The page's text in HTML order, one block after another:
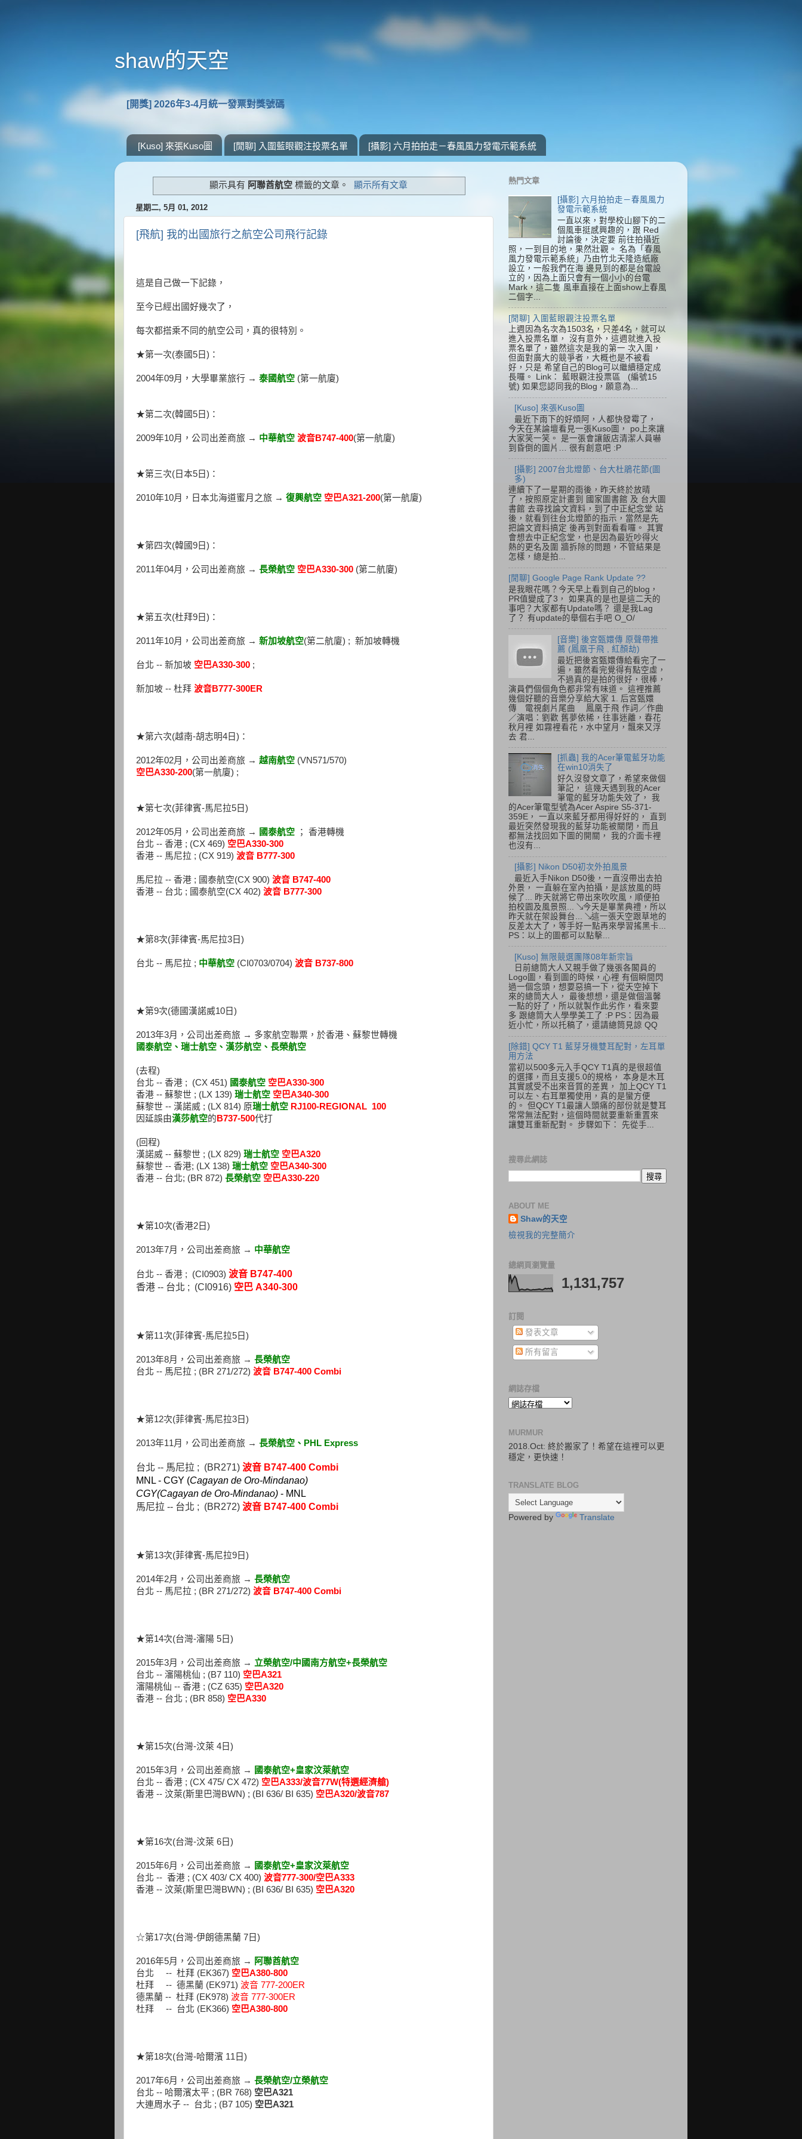
shaw的天空
[開獎] 2026年3-4月統一發票對獎號碼
[Kuso] 來張Kuso圖 [閒聊] 入圍藍眼觀注投票名單 [攝影] 六月拍拍走－春風風力發電示範系統
顯示具有 阿聯酋航空標籤的文章。 顯示所有文章
星期二, 5月 01, 2012
[飛航] 我的出國旅行之航空公司飛行記錄
這是自己做一下記錄，
至今已經出國好幾次了，
每次都搭乘不同的航空公司，真的很特別。
★第一次(泰國5日)：
2004年09月，大學畢業旅行 → 泰國航空 (第一航廈)
★第二次(韓國5日)：
2009年10月，公司出差商旅 → 中華航空 波音B747-400(第一航廈)
★第三次(日本5日)：
2010年10月，日本北海道蜜月之旅 → 復興航空 空巴A321-200(第一航廈)
★第四次(韓國9日)：
2011年04月，公司出差商旅 → 長榮航空 空巴A330-300 (第二航廈)
★第五次(杜拜9日)：
2011年10月，公司出差商旅 → 新加坡航空(第二航廈) ; 新加坡轉機
台北 -- 新加坡 空巴A330-300 ;
新加坡 -- 杜拜 波音B777-300ER
★第六次(越南-胡志明4日)：
2012年02月，公司出差商旅 → 越南航空 (VN571/570)
空巴A330-200(第一航廈) ;
★第七次(菲律賓-馬尼拉5日)
2012年05月，公司出差商旅 → 國泰航空 ； 香港轉機
台北 -- 香港 ; (CX 469) 空巴A330-300
香港 -- 馬尼拉 ; (CX 919) 波音 B777-300
馬尼拉 -- 香港 ; 國泰航空(CX 900) 波音 B747-400
香港 -- 台北 ; 國泰航空(CX 402) 波音 B777-300
★第8次(菲律賓-馬尼拉3日)
台北 -- 馬尼拉 ; 中華航空 (CI0703/0704) 波音 B737-800
★第9次(德國漢諾威10日)
2013年3月，公司出差商旅 → 多家航空聯票，於香港、蘇黎世轉機
國泰航空、瑞士航空、漢莎航空、長榮航空
(去程)
台北 -- 香港 ; (CX 451) 國泰航空 空巴A330-300
香港 -- 蘇黎世 ; (LX 139) 瑞士航空 空巴A340-300
蘇黎世 -- 漢諾威 ; (LX 814) 原瑞士航空 RJ100-REGIONAL 100
因延誤由漢莎航空的 B737-500代打
(回程)
漢諾威 -- 蘇黎世 ; (LX 829) 瑞士航空 空巴A320
蘇黎世 -- 香港; (LX 138) 瑞士航空 空巴A340-300
香港 -- 台北; (BR 872) 長榮航空 空巴A330-220
★第10次(香港2日)
2013年7月，公司出差商旅 → 中華航空
台北 -- 香港 ; (CI0903) 波音 B747-400
香港 -- 台北 ; (CI0916) 空巴 A340-300
★第11次(菲律賓-馬尼拉5日)
2013年8月，公司出差商旅 → 長榮航空
台北 -- 馬尼拉 ; (BR 271/272) 波音 B747-400 Combi
★第12次(菲律賓-馬尼拉3日)
2013年11月，公司出差商旅 → 長榮航空、PHL Express
台北 -- 馬尼拉 ; (BR271) 波音 B747-400 Combi
MNL - CGY (Cagayan de Oro-Mindanao)
CGY(Cagayan de Oro-Mindanao) - MNL
馬尼拉 -- 台北 ; (BR272) 波音 B747-400 Combi
★第13次(菲律賓-馬尼拉9日)
2014年2月，公司出差商旅 → 長榮航空
台北 -- 馬尼拉 ; (BR 271/272) 波音 B747-400 Combi
★第14次(台灣-瀋陽 5日)
2015年3月，公司出差商旅 → 立榮航空/中國南方航空+長榮航空
台北 -- 瀋陽桃仙 ; (B7 110) 空巴A321
瀋陽桃仙 -- 香港 ; (CZ 635) 空巴A320
香港 -- 台北 ; (BR 858) 空巴A330
★第15次(台灣-汶萊 4日)
2015年3月，公司出差商旅 →
國泰航空+皇家汶萊航空
台北 -- 香港 ; (CX 475/ CX 472) 空巴A333/波音77W(特選經濟艙)
香港 -- 汶萊(斯里巴灣BWN) ; (BI 636/ BI 635) 空巴A320/波音787
★第16次(台灣-汶萊 6日)
2015年6月，公司出差商旅 →
國泰航空+皇家汶萊航空
台北 -- 香港 ; (CX 403/ CX 400) 波音777-300/空巴A333
香港 -- 汶萊(斯里巴灣BWN) ; (BI 636/ BI 635) 空巴A320
☆第17次(台灣-伊朗德黑蘭 7日)
2016年5月，公司出差商旅 → 阿聯酋航空
台北 -- 杜拜 (EK367) 空巴A380-800
杜拜 -- 德黑蘭 (EK971) 波音 777-200ER
德黑蘭 -- 杜拜 (EK978) 波音 777-300ER
杜拜 -- 台北 (EK366) 空巴A380-800
★第18次(台灣-哈爾濱 11日)
2017年6月，公司出差商旅 → 長榮航空/立榮航空
台北 -- 哈爾濱太平 ; (BR 768) 空巴A321
大連周水子 -- 台北 ; (B7 105) 空巴A321
熱門文章
[攝影] 六月拍拍走－春風風力
發電示範系統
一直以來，對學校山腳下的二
個風車挺感興趣的，跟 Red
討論後，決定要 前往拍攝近
照，一到目的地，果然壯觀。 名為「春風
風力發電示範系統」乃由竹北天隆造紙廠
設立，一般我們在海 邊見到的都是台電設
立的，因為上面只會有一個小小的台電
Mark，這二隻 風車直接在上面show上春風
二個字...
[閒聊] 入圍藍眼觀注投票名單
上週因為名次為1503名，只差4名，就可以
進入投票名單， 沒有意外，這週就進入投
票名單了，雖然這次是我的第一 次入圍，
但面對廣大的競爭者，大概也是不被看
好，只是 希望自己的Blog可以繼續穩定成
長囉。 Link： 藍眼觀注投票區 (編號15
號) 如果您認同我的Blog，願意為...
[Kuso] 來張Kuso圖
最近下雨下的好煩阿，人都快發霉了，
今天在某論壇看見一張Kuso圖， po上來讓
大家笑一笑。 是一張會讓飯店清潔人員嚇
到昏倒的圖片… 很有創意吧 :P
[攝影] 2007台北燈節、台大杜鵑花節(圖
多)
連續下了一星期的雨後，昨天終於放晴
了，按照原定計畫到 國家圖書館 及 台大圖
書館 去尋找論文資料，到了中正紀念堂 站
後，就看到往台北燈節的指示，當然是先
把論文資料搞定 後再到對面看看囉。 其實
會想去中正紀念堂，也是因為最近吵得火
熱的更名及圍 牆拆除的問題，不管結果是
怎樣，總是拍...
[閒聊] Google Page Rank Update ??
是我眼花嗎？今天早上看到自己的blog，
PR值變成了3， 如果真的是也是這二天的
事吧？大家都有Update嗎？ 還是我Lag
了？ 有update的舉個右手吧 O_O/
[音樂] 後宮甄嬛傳 原聲帶推
薦 (鳳凰于飛 , 紅顏劫)
最近把後宮甄嬛傳給看完了一
遍，雖然看完覺得有點空虛，
不過真的是拍的很好，很棒，
演員們個個角色都非常有味道。 這裡推薦
幾個好聽的音樂分享給大家 1. 后宮甄嬛
傳 電視劇片尾曲 鳳凰于飛 作詞／作曲
／演唱：劉歡 舊夢依稀，往事迷離，春花
秋月裡 如霧裡看花，水中望月，飄來又浮
去 君...
[抓蟲] 我的Acer筆電藍牙功能
在win10消失了
好久沒發文章了，希望來做個
筆記， 這幾天遇到我的Acer
筆電的藍牙功能失效了， 我
的Acer筆電型號為Acer Aspire S5-371-
359E， 一直以來藍牙都用得好好的， 直到
最近突然發現我的藍芽功能被關閉，而且
都無法找回如下圖的開關， 我的介面卡裡
也沒有...
[攝影] Nikon D50初次外拍風景
最近入手Nikon D50後，一直沒帶出去拍
外景， 一直躲在室內拍攝，是該放風的時
候了... 昨天就將它帶出來吹吹風，順便拍
拍校園及風景照... ↘今天是畢業典禮，所以
昨天就在架設舞台... ↘這一張天空跟草地的
反差太大了，等手好一點再來學習搖黑卡...
PS：以上的圖都可以點擊...
[Kuso] 無限競選團隊08年新宗旨
日前總筒大人又親手做了幾張各閣員的
Logo圖，看到圖的時候，心裡 有個瞬間閃
過一個念頭，想要惡搞一下，從天空掉下
來的總筒大人， 最後想想，還是做個溫馨
一點的好了，所以就製作此劣作，看來要
多 跟總筒大人學學美工了 :P PS：因為最
近小忙，所以托稿了，還請總筒見諒 QQ
[除錯] QCY T1 藍芽牙機雙耳配對，左耳單
用方法
當初以500多元入手QCY T1真的是很超值
的選擇，而且支援5.0的規格， 本身是木耳
其實感受不出來音質的差異， 加上QCY T1
可以左、右耳單獨使用，真的是蠻方便
的。 但QCY T1最讓人頭痛的部份就是雙耳
常常無法配對，這個時間就要重新重置來
讓雙耳重新配對。 步驟如下： 先從手...
搜尋此網誌
ABOUT ME
Shaw的天空
檢視我的完整簡介
總網頁瀏覽量
1,131,757
訂閱
發表文章
所有留言
網誌存檔
MURMUR
2018.Oct: 終於搬家了！希望在這裡可以更
穩定，更快速！
TRANSLATE BLOG
Powered by Translate